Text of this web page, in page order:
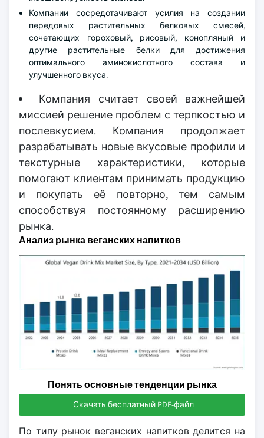
Компании сосредотачивают усилия на создании
передовых растительных белковых смесей,
сочетающих гороховый, рисовый, конопляный и
другие растительные белки для достижения
оптимального аминокислотного состава и
улучшенного вкуса.
Компания считает своей важнейшей
миссией решение проблем с терпкостью и
послевкусием. Компания продолжает
разрабатывать новые вкусовые профили и
текстурные характеристики, которые
помогают клиентам принимать продукцию
и покупать её повторно, тем самым
способствуя постоянному расширению
рынка.
Анализ рынка веганских напитков
Понять основные тенденции рынка
Скачать бесплатный PDF-файл
По типу рынок веганских напитков делится на